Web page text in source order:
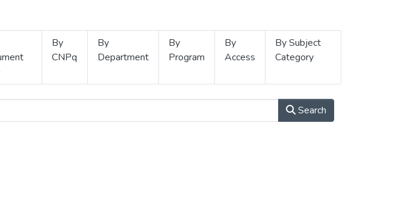
By
CNPq
By
Department
By
Program
By
Access
By Subject
Category
Search